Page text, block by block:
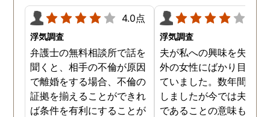
4.0点
浮気調査
弁護士の無料相談所で話を
聞くと、相手の不倫が原因
で離婚をする場合、不倫の
証拠を揃えることができれ
ば条件を有利にすることが
浮気調査
夫が私への興味を失くし
外の女性にばかり目を向
ていました。数年間は我
しましたが今では夫と夫
であることの意味も感じ